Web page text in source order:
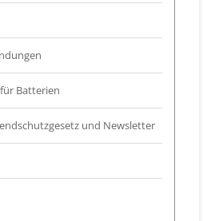
Batterien
und Newsletter